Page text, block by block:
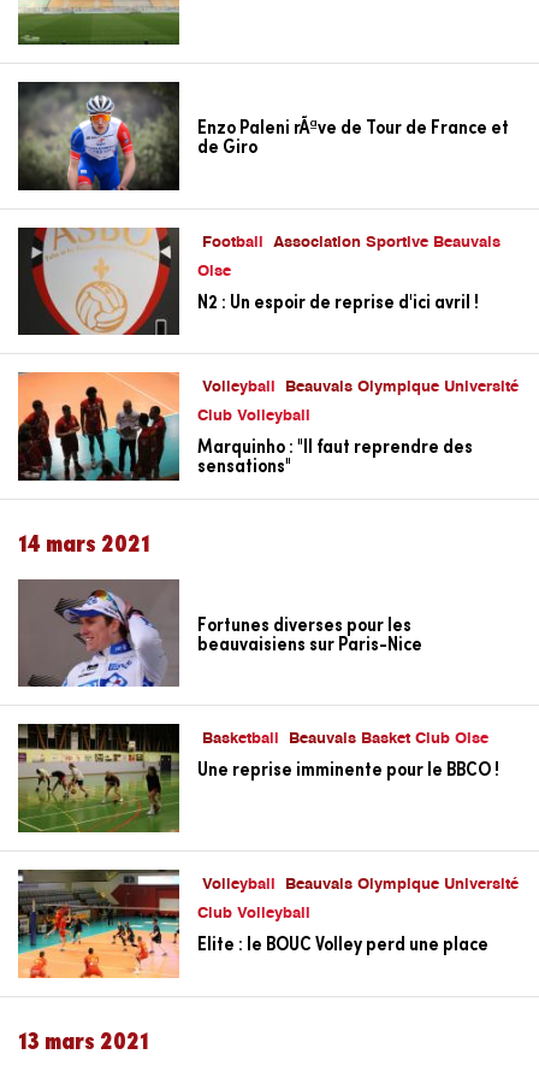
Enzo Paleni rÃªve de Tour de France et
de Giro
Football
Association Sportive Beauvais
Oise
N2 : Un espoir de reprise d'ici avril !
Volleyball
Beauvais Olympique Université
Club Volleyball
Marquinho : "Il faut reprendre des
sensations"
14 mars 2021
Fortunes diverses pour les
beauvaisiens sur Paris-Nice
Basketball Beauvais Basket Club Oise
Une reprise imminente pour le BBCO !
Volleyball
Beauvais Olympique Université
Club Volleyball
Elite : le BOUC Volley perd une place
13 mars 2021